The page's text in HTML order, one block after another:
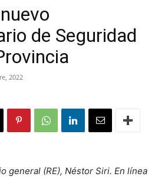
de Seguridad
2022
general (RE), Néstor Siri. En línea